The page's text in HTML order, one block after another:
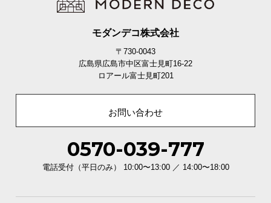
モダンデコ株式会社
〒730-0043
広島県広島市中区富士見町16-22
ロアール富士見町201
お問い合わせ
0570-039-777
電話受付（平日のみ） 10:00〜13:00 ／ 14:00〜18:00